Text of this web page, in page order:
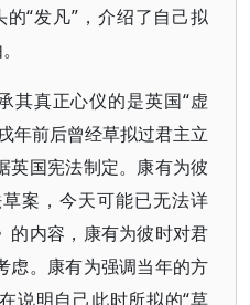
“发凡”，介绍了自己拟
其真正心仪的是英国“虚
年前后曾经草拟过君主立
英国宪法制定。康有为彼
案，今天可能已无法详
的内容，康有为彼时对君
虑。康有为强调当年的方
说明自己此时所拟的“草